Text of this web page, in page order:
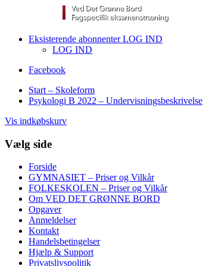
Eksisterende abonnenter LOG IND
LOG IND
Facebook
Start – Skoleform
Psykologi B 2022 – Undervisningsbeskrivelse
Vis indkøbskurv
Vælg side
Forside
GYMNASIET – Priser og Vilkår
FOLKESKOLEN – Priser og Vilkår
Om VED DET GRØNNE BORD
Opgaver
Anmeldelser
Kontakt
Handelsbetingelser
Hjælp & Support
Privatslivspolitik